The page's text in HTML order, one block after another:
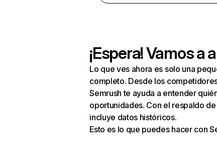
¡Espera! Vamos a
Lo que ves ahora es solo una
completo. Desde los
Semrush te ayuda a entender
oportunidades. Con el respaldo
incluye datos históricos.
Esto es lo que puedes hacer con